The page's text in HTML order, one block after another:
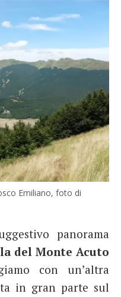
Emiliano, foto di
panorama
del Monte Acuto
con un’altra
in gran parte sul